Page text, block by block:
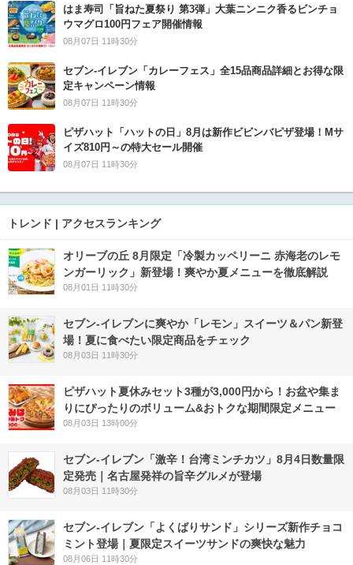
はま寿司「旨ねた夏祭り 第3弾」大葉ニンニク香るビンチョ
ウマグロ100円フェア開催情報
08月07日 11時30分
セブン‐イレブン「カレーフェス」全15品商品詳細とお得な限
定キャンペーン情報
08月07日 11時30分
ピザハット「ハットの日」8月は新作ビビンバピザ登場！Mサ
イズ810円～の特大セール開催
08月07日 11時30分
トレンド | アクセスランキング
オリーブの丘 8月限定「冷製カッペリーニ 赤海老のレモ
ンガーリック」新登場！爽やか夏メニューを徹底解説
08月01日 11時30分
セブン‐イレブンに爽やか「レモン」スイーツ＆パン新登
場！夏に食べたい限定商品をチェック
08月03日 11時30分
ピザハット夏休みセット3種が3,000円から！お盆や集ま
りにぴったりのボリューム&おトクな期間限定メニュー
08月03日 13時00分
セブン-イレブン「激辛！台湾ミンチカツ」8月4日数量限
定発売｜名古屋発祥の旨辛グルメが登場
08月03日 11時30分
セブン‐イレブン「よくばりサンド」シリーズ新作チョコ
ミント登場｜夏限定スイーツサンドの爽快な魅力
08月06日 11時30分